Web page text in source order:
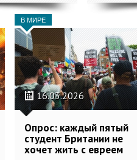
В МИРЕ
16.03.2026
Опрос: каждый пятый
студент Британии не
хочет жить с евреем